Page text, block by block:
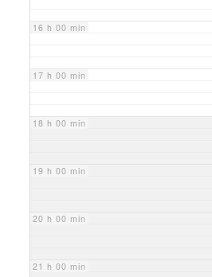
16 h 00 min
17 h 00 min
18 h 00 min
19 h 00 min
20 h 00 min
21 h 00 min